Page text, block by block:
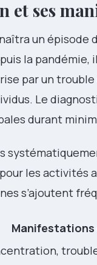
et ses
un épisode
la pandémie,
par un
Le
durant
les activités
s’ajoutent